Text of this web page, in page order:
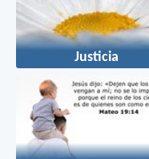
Justicia